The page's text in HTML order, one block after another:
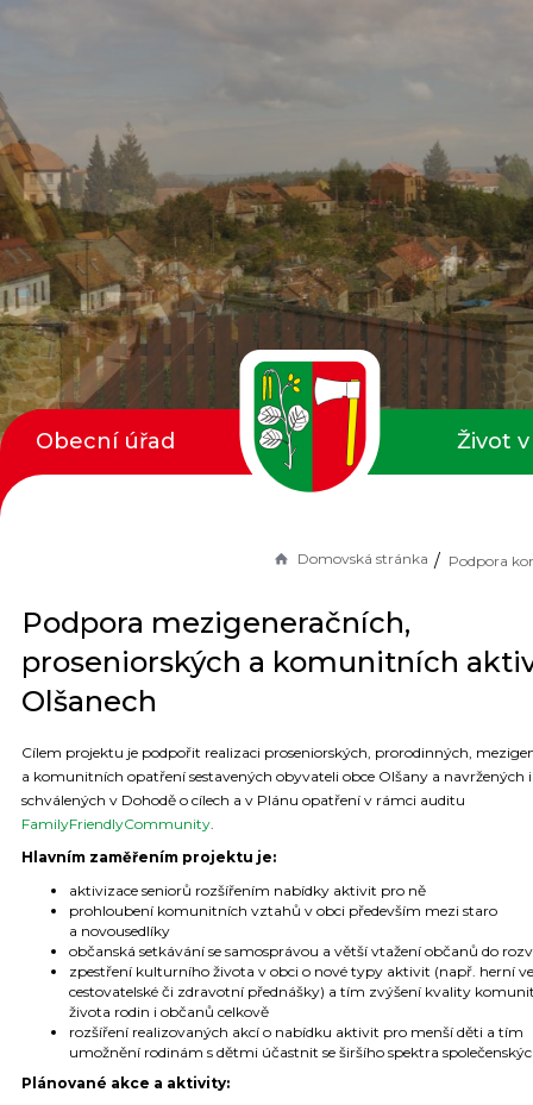
Domovská stránka Podpora
Podpora mezigeneračních,
proseniorských a komunitních
Olšanech
Cílem projektu je podpořit realizaci proseniorských, prorodinných,
a komunitních opatření sestavených obyvateli obce Olšany a navržených i
schválených v Dohodě o cílech a v Plánu opatření v rámci auditu
FamilyFriendlyCommunity
Hlavním zaměřením projektu je:
aktivizace seniorů rozšířením nabídky aktivit pro ně
prohloubení komunitních vztahů v obci především mezi staro
a novousedlíky
občanská setkávání se samosprávou a větší vtažení občanů do
zpestření kulturního života v obci o nové typy aktivit (např. herní
cestovatelské či zdravotní přednášky) a tím zvýšení kvality
života rodin i občanů celkově
rozšíření realizovaných akcí o nabídku aktivit pro menší děti a tím
umožnění rodinám s dětmi účastnit se širšího spektra
Plánované akce a aktivity:
Obecní úřad Život